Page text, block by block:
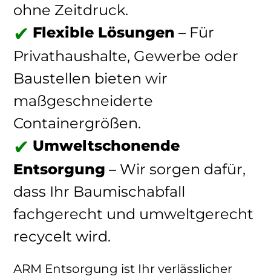
ohne Zeitdruck.
Flexible Lösungen – Für
Privathaushalte, Gewerbe oder
Baustellen bieten wir
maßgeschneiderte
Containergrößen.
Umweltschonende
Entsorgung – Wir sorgen dafür,
dass Ihr Baumischabfall
fachgerecht und umweltgerecht
recycelt wird.
ARM Entsorgung ist Ihr verlässlicher